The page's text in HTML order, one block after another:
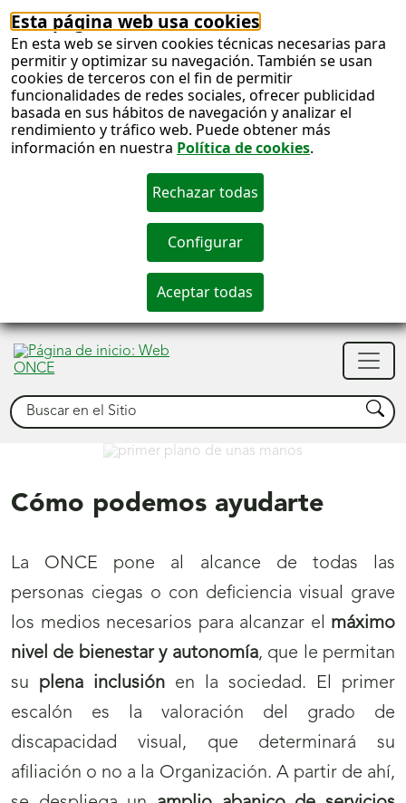
Esta página web usa cookies
En esta web se sirven cookies técnicas necesarias para
permitir y optimizar su navegación. También se usan
cookies de terceros con el fin de permitir
funcionalidades de redes sociales, ofrecer publicidad
basada en sus hábitos de navegación y analizar el
rendimiento y tráfico web. Puede obtener más
información en nuestra Política de cookies.
Buscar Buscar
Déjanos ayudarte
Cómo podemos ayudarte
La ONCE pone al alcance de todas las
personas ciegas o con deficiencia visual grave
los medios necesarios para alcanzar el máximo
nivel de bienestar y autonomía, que le permitan
su plena inclusión en la sociedad. El primer
escalón es la valoración del grado de
discapacidad visual, que determinará su
afiliación o no a la Organización. A partir de ahí,